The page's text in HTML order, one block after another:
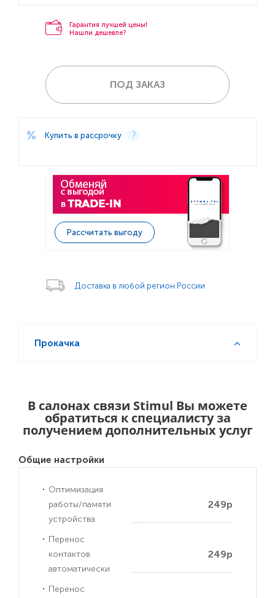
Гарантия лучшей цены!
Нашли дешевле?
ПОД ЗАКАЗ
Купить в рассрочку
Рассчитать выгоду
Доставка в любой регион России
Прокачка
В салонах связи Stimul Вы можете
обратиться к специалисту за
получением дополнительных услуг
Общие настройки
Оптимизация
работы/памяти
устройства
249р
Перенос
контактов
автоматически
249р
Перенос